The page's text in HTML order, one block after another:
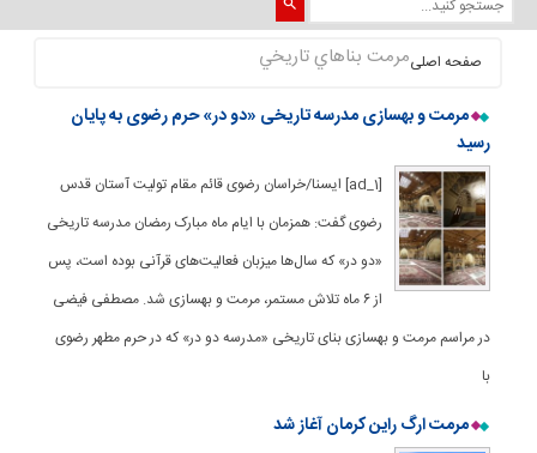
صفحه اصلیمرمت بناهاي تاريخي
مرمت و بهسازی مدرسه تاریخی «دو در» حرم رضوی به پایان
رسید
[ad_1] ایسنا/خراسان رضوی قائم مقام تولیت آستان قدس
رضوی گفت: همزمان با ایام ماه مبارک رمضان مدرسه تاریخی
«دو در» که سال‌ها میزبان فعالیت‌های قرآنی بوده است، پس
از ۶ ماه تلاش مستمر، مرمت و بهسازی شد. مصطفی فیضی
در مراسم مرمت و بهسازی بنای تاریخی «مدرسه دو در» که در حرم مطهر رضوی
با
مرمت ارگ راین کرمان آغاز شد